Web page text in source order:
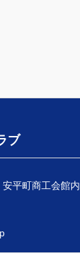
ブ
平町商工会館内